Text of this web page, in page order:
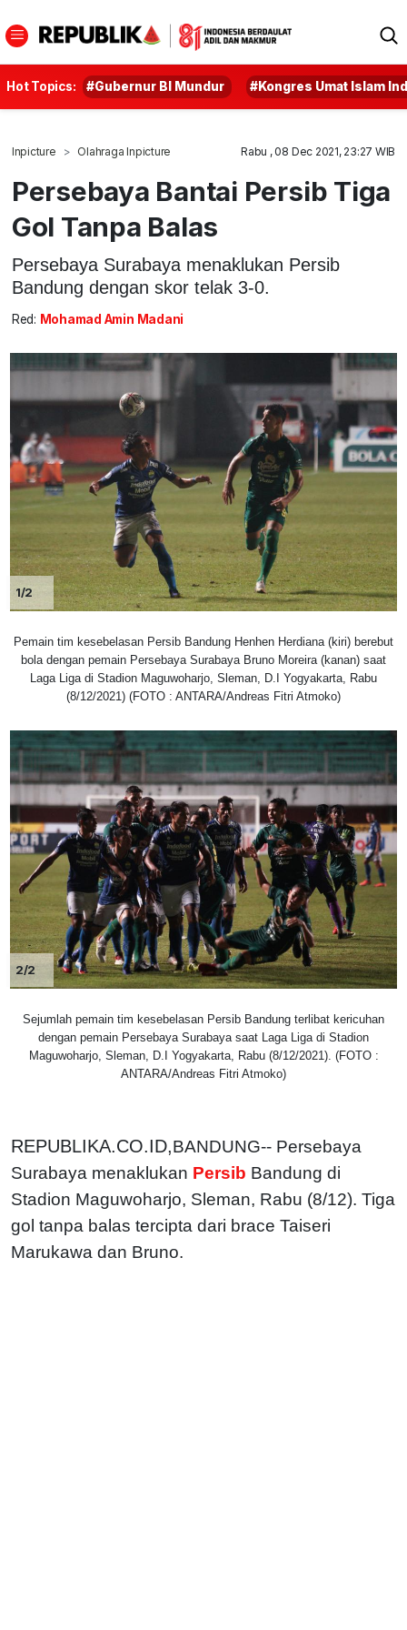
Hot Topics: #Gubernur BI Mundur #Kongres Umat Islam
Inpicture Olahraga Inpicture Rabu , 08 Dec 2021, 23:27 WIB
Persebaya Bantai Persib Tiga
Gol Tanpa Balas
Persebaya Surabaya menaklukan Persib
Bandung dengan skor telak 3-0.
Red: Mohamad Amin Madani
1/2
Pemain tim kesebelasan Persib Bandung Henhen Herdiana (kiri) berebut
bola dengan pemain Persebaya Surabaya Bruno Moreira (kanan) saat
Laga Liga di Stadion Maguwoharjo, Sleman, D.I Yogyakarta, Rabu
(8/12/2021) (FOTO : ANTARA/Andreas Fitri Atmoko)
2/2
Sejumlah pemain tim kesebelasan Persib Bandung terlibat kericuhan
dengan pemain Persebaya Surabaya saat Laga Liga di Stadion
Maguwoharjo, Sleman, D.I Yogyakarta, Rabu (8/12/2021). (FOTO :
ANTARA/Andreas Fitri Atmoko)
REPUBLIKA.CO.ID,BANDUNG-- Persebaya
Surabaya menaklukan Persib Bandung di
Stadion Maguwoharjo, Sleman, Rabu (8/12). Tiga
gol tanpa balas tercipta dari brace Taiseri
Marukawa dan Bruno.